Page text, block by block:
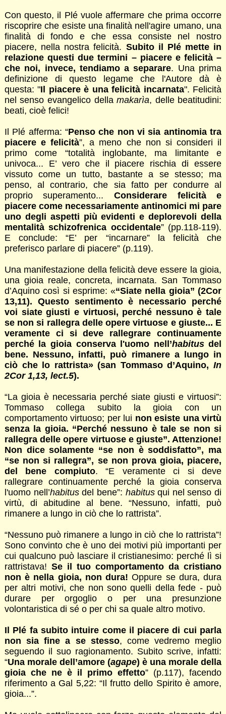
Con questo, il Plé vuole affermare che prima occorre
riscoprire che esiste una finalità nell'agire umano, una
finalità di fondo e che essa consiste nel nostro
piacere, nella nostra felicità. Subito il Plé mette in
relazione questi due termini – piacere e felicità –
che noi, invece, tendiamo a separare. Una prima
definizione di questo legame che l'Autore dà è
questa: "Il piacere è una felicità incarnata". Felicità
nel senso evangelico dellamakarìa, delle beatitudini:
beati, cioè felici!
Il Plé afferma: “Penso che non vi sia antinomia tra
piacere e felicità”, a meno che non si consideri il
primo come “totalità inglobante, ma limitante e
univoca... E’ vero che il piacere rischia di essere
vissuto come un tutto, bastante a se stesso; ma
penso, al contrario, che sia fatto per condurre al
proprio superamento... Considerare felicità e
piacere come necessariamente antinomici mi pare
uno degli aspetti più evidenti e deplorevoli della
mentalità schizofrenica occidentale” (pp.118-119).
E conclude: “E’ per “incarnare” la felicità che
preferisco parlare di piacere” (p.119).
Una manifestazione della felicità deve essere la gioia,
una gioia reale, concreta, incarnata. San Tommaso
d’Aquino così si esprime: «“Siate nella gioia” (2Cor
13,11). Questo sentimento è necessario perché
voi siate giusti e virtuosi, perché nessuno è tale
se non si rallegra delle opere virtuose e giuste... E
veramente ci si deve rallegrare continuamente
perché la gioia conserva l'uomo nell’habitus del
bene. Nessuno, infatti, può rimanere a lungo in
ciò che lo rattrista» (san Tommaso d’Aquino, In
2Cor 1,13, lect.5).
“La gioia è necessaria perché siate giusti e virtuosi”:
Tommaso collega subito la gioia con un
comportamento virtuoso; per lui non esiste una virtù
senza la gioia. “Perché nessuno è tale se non si
rallegra delle opere virtuose e giuste”. Attenzione!
Non dice solamente “se non è soddisfatto”, ma
“se non si rallegra”, se non prova gioia, piacere,
del bene compiuto. “E veramente ci si deve
rallegrare continuamente perché la gioia conserva
l'uomo nell’habitusdel bene”: habitusqui nel senso di
virtù, di abitudine al bene. “Nessuno, infatti, può
rimanere a lungo in ciò che lo rattrista”.
“Nessuno può rimanere a lungo in ciò che lo rattrista”!
Sono convinto che è uno dei motivi più importanti per
cui qualcuno può lasciare il cristianesimo: perché lì si
rattristava! Se il tuo comportamento da cristiano
non è nella gioia, non dura! Oppure se dura, dura
per altri motivi, che non sono quelli della fede - può
durare per orgoglio o per una presunzione
volontaristica di sé o per chi sa quale altro motivo.
Il Plé fa subito intuire come il piacere di cui parla
non sia fine a se stesso, come vedremo meglio
seguendo il suo ragionamento. Subito scrive, infatti:
“Una morale dell’amore (agape) è una morale della
gioia che ne è il primo effetto” (p.117), facendo
riferimento a Gal 5,22: “Il frutto dello Spirito è amore,
gioia...”.